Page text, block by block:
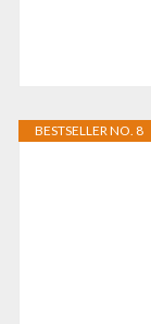
BESTSELLER NO. 8